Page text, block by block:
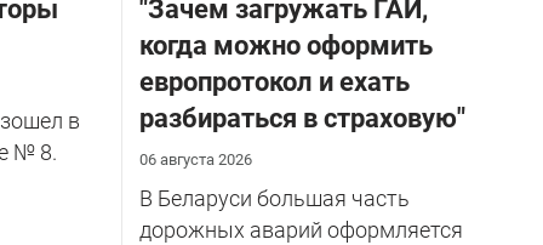
в
№ 8.
"Зачем загружать ГАИ,
когда можно оформить
европротокол и ехать
разбираться в страховую"
06 августа 2026
В Беларуси большая часть
дорожных аварий оформляется